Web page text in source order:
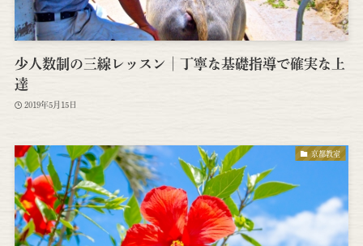
少人数制の三線レッスン│丁寧な基礎指導で確実な上
達
2019年5月15日
京都教室